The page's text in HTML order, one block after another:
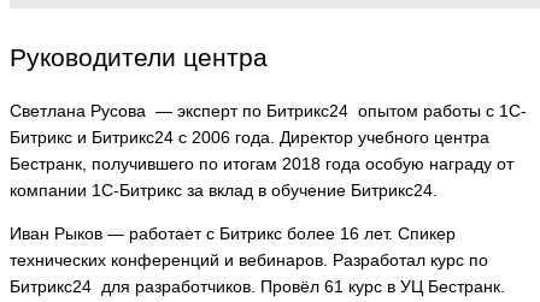
Руководители центра
Светлана Русова — эксперт по Битрикс24 опытом работы с 1С-
Битрикс и Битрикс24 с 2006 года. Директор учебного центра
Бестранк, получившего по итогам 2018 года особую награду от
компании 1С-Битрикс за вклад в обучение Битрикс24
Иван Рыков — работает с Битрикс более 16 лет. Спикер
технических конференций и вебинаров. Разработал курс по
Битрикс24 для разработчиков. Провёл 61 курс в УЦ Бестранк.